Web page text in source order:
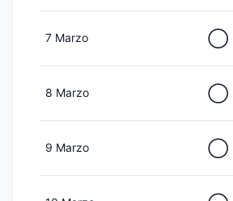
7 Marzo 🌕
8 Marzo 🌕
9 Marzo 🌕